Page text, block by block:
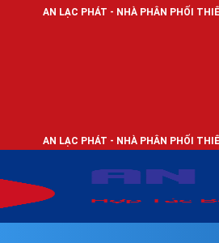
PHÁT - NHÀ PHÂN PHỐI THIẾT BỊ ĐIỆN, DÂY
PHÁT - NHÀ PHÂN PHỐI THIẾT BỊ ĐIỆN, DÂY